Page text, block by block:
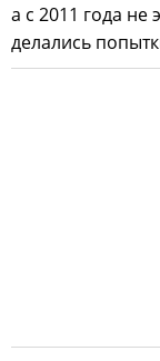
а с 2011 года не
делались